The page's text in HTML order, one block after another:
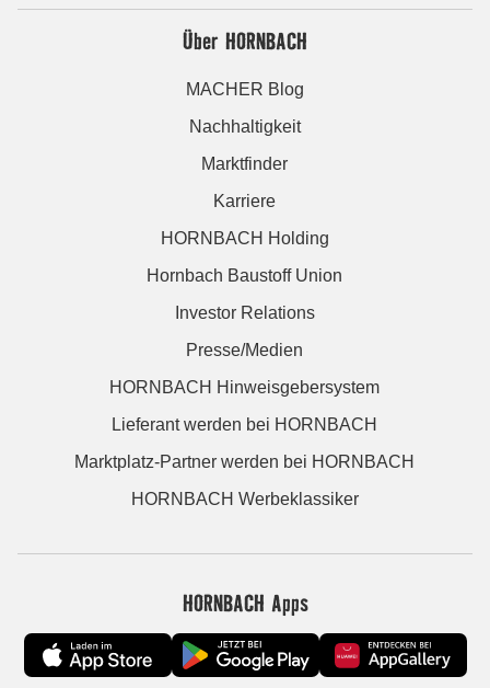
Über HORNBACH
MACHER Blog
Nachhaltigkeit
Marktfinder
Karriere
HORNBACH Holding
Hornbach Baustoff Union
Investor Relations
Presse/Medien
HORNBACH Hinweisgebersystem
Lieferant werden bei HORNBACH
Marktplatz-Partner werden bei HORNBACH
HORNBACH Werbeklassiker
HORNBACH Apps